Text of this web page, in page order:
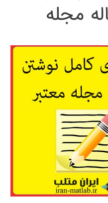
مجله